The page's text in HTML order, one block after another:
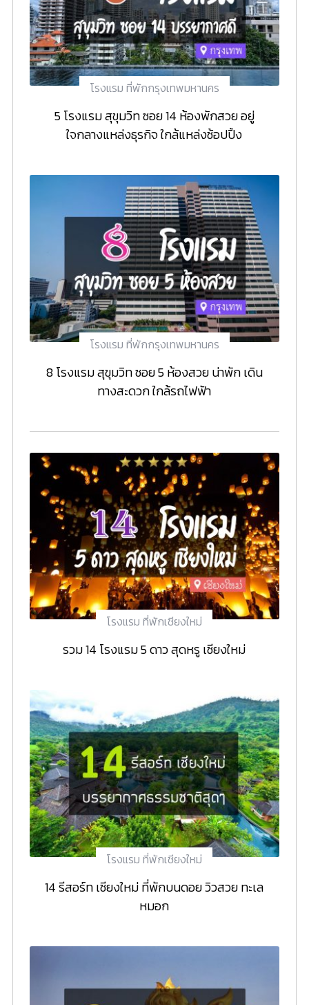
โรงแรม ที่พักกรุงเทพมหานคร
5 โรงแรม สุขุมวิท ซอย 14 ห้องพักสวย อยู่
ใจกลางแหล่งธุรกิจ ใกล้แหล่งช้อปปิ้ง
โรงแรม ที่พักกรุงเทพมหานคร
8 โรงแรม สุขุมวิท ซอย 5 ห้องสวย น่าพัก เดิน
ทางสะดวก ใกล้รถไฟฟ้า
โรงแรม ที่พักเชียงใหม่
รวม 14 โรงแรม 5 ดาว สุดหรู เชียงใหม่
โรงแรม ที่พักเชียงใหม่
14 รีสอร์ท เชียงใหม่ ที่พักบนดอย วิวสวย ทะเล
หมอก